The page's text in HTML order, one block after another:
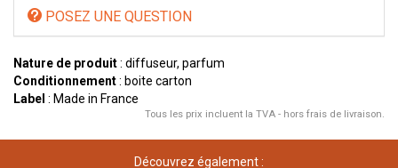
POSEZ UNE QUESTION
Nature de produit: diffuseur, parfum
Conditionnement: boite carton
Label : Made in France
Tous les prix incluent la TVA - hors frais de livraison.
Découvrez également :